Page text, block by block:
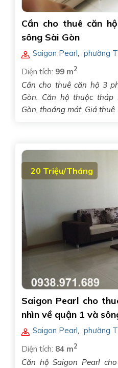
Cần cho thuê căn
sông Sài Gòn
Saigon Pearl
phường
Diện tích: 99 m2
Cần cho thuê căn hộ 3
Gòn. Căn hộ thuộc
Gòn, thoáng mát. Giá
20 Triệu/Tháng
Saigon Pearl cho
nhìn về quận 1 và
Saigon Pearl, phường
Diện tích: 84 m2
Căn hộ Saigon Pearl